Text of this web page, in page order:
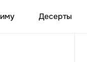
Десерты